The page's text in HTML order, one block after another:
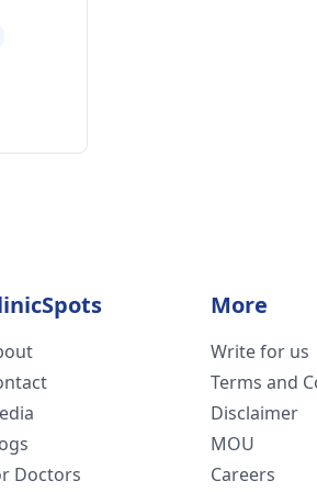
Doctors
More
Write for us
Terms and
Disclaimer
MOU
Careers